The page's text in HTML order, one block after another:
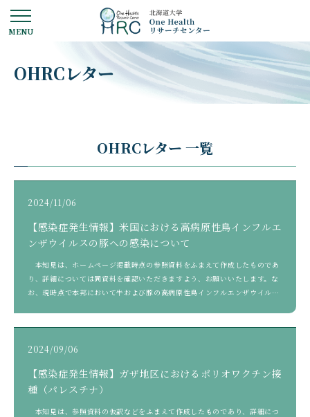
OHRCレター
OHRCレター 一覧
2024/11/06
【感染症発生情報】米国における高病原性鳥インフルエ
ンザウイルスの豚への感染について
本知見は、ホームページ掲載時点の参照資料をふまえて作成したものであ
り、詳細については同資料を確認いただきますよう、お願いいたします。な
お、現時点で本邦において牛および豚の高病原性鳥インフルエンザウイルス
2024/09/06
【感染症発生情報】ガザ地区におけるポリオワクチン接
種（パレスチナ）
本知見は、参照資料の仮訳などをふまえて作成したものであり、詳細につ